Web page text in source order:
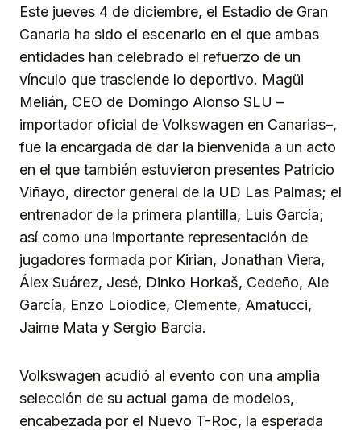
Este jueves 4 de diciembre, el Estadio de Gran
Canaria ha sido el escenario en el que ambas
entidades han celebrado el refuerzo de un
vínculo que trasciende lo deportivo. Magüi
Melián, CEO de Domingo Alonso SLU –
importador oficial de Volkswagen en Canarias–,
fue la encargada de dar la bienvenida a un acto
en el que también estuvieron presentes Patricio
Viñayo, director general de la UD Las Palmas; el
entrenador de la primera plantilla, Luis García;
así como una importante representación de
jugadores formada por Kirian, Jonathan Viera,
Álex Suárez, Jesé, Dinko Horkaš, Cedeño, Ale
García, Enzo Loiodice, Clemente, Amatucci,
Jaime Mata y Sergio Barcia.
Volkswagen acudió al evento con una amplia
selección de su actual gama de modelos,
encabezada por el Nuevo T-Roc, la esperada